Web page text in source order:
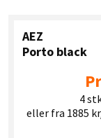
AEZ
Porto black
4
eller fra 1885